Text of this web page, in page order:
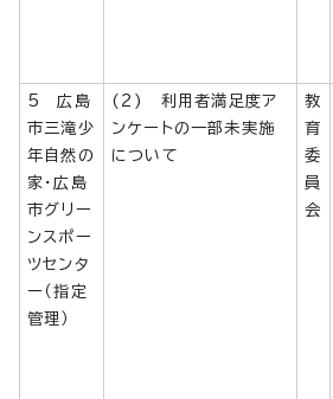
5 広島
市三滝少
年自然の
家・広島
市グリー
ンスポー
ツセンタ
ー（指定
管理）
(2) 利用者満足度ア
ンケートの一部未実施
について
教
育
委
員
会